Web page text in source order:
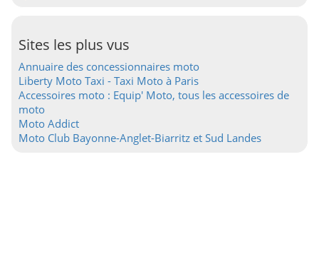
Sites les plus vus
Annuaire des concessionnaires moto
Liberty Moto Taxi - Taxi Moto à Paris
Accessoires moto : Equip' Moto, tous les accessoires de
moto
Moto Addict
Moto Club Bayonne-Anglet-Biarritz et Sud Landes